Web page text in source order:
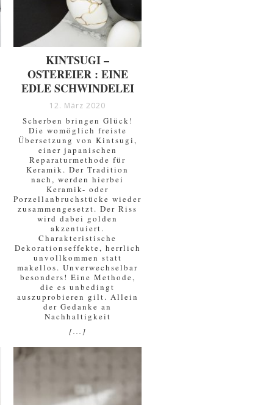
KINTSUGI –
OSTEREIER : EINE
EDLE SCHWINDELEI
12. März 2020
Scherben bringen Glück!
Die womöglich freiste
Übersetzung von Kintsugi,
einer japanischen
Reparaturmethode für
Keramik. Der Tradition
nach, werden hierbei
Keramik- oder
Porzellanbruchstücke wieder
zusammengesetzt. Der Riss
wird dabei golden
akzentuiert.
Charakteristische
Dekorationseffekte, herrlich
unvollkommen statt
makellos. Unverwechselbar
besonders! Eine Methode,
die es unbedingt
auszuprobieren gilt. Allein
der Gedanke an
Nachhaltigkeit
[...]